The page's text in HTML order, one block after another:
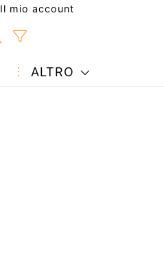
Il mio account
ALTRO